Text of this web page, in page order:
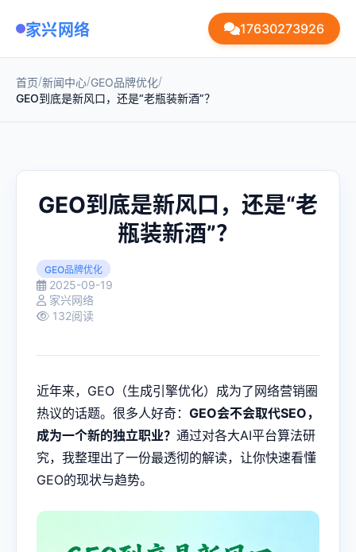
家兴网络 17630273926
首页/新闻中心/GEO品牌优化/
GEO到底是新风口，还是“老瓶装新酒”？
GEO到底是新风口，还是“老
瓶装新酒”？
GEO品牌优化
2025-09-19
家兴网络
132阅读
近年来，GEO（生成引擎优化）成为了网络营销圈
热议的话题。很多人好奇： GEO会不会取代SEO，
成为一个新的独立职业？ 通过对各大AI平台算法研
究，我整理出了一份最透彻的解读，让你快速看懂
GEO的现状与趋势。